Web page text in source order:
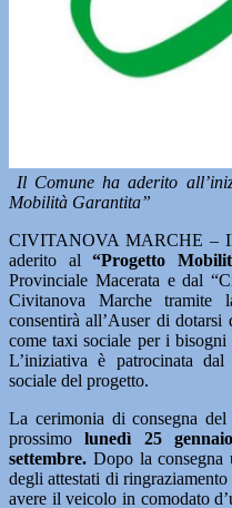
Il Comune ha aderito
Mobilità Garantita”
CIVITANOVA MARCHE – Il
aderito al“Progetto
Provinciale Macerata e dal
Civitanova Marche tramite
consentirà all’Auser di
come taxi sociale per i bisogni
L’iniziativa è patrocinata
sociale del progetto.
La cerimonia di consegna
prossimolunedì 25
settembre. Dopo la consegna
degli attestati di
avere il veicolo in comodato